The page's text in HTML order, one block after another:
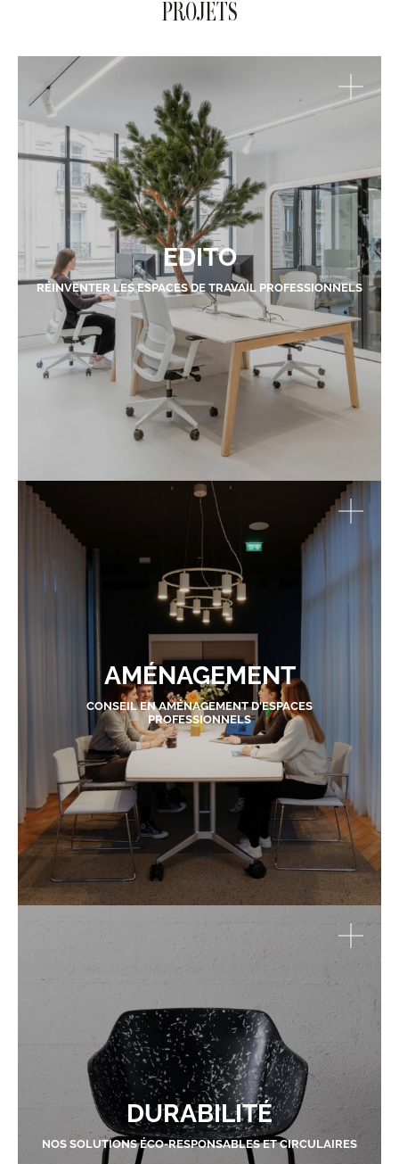
PROJETS
EDITO
RÉINVENTER LES ESPACES DE TRAVAIL PROFESSIONNELS
AMÉNAGEMENT
CONSEIL EN AMÉNAGEMENT D'ESPACES
PROFESSIONNELS
DURABILITÉ
NOS SOLUTIONS ÉCO-RESPONSABLES ET CIRCULAIRES